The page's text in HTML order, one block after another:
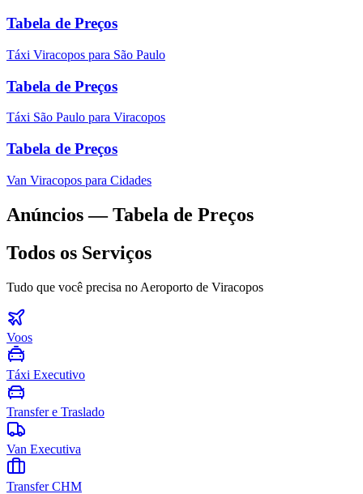
Tabela de Preços
Táxi Viracopos para São Paulo
Tabela de Preços
Táxi São Paulo para Viracopos
Tabela de Preços
Van Viracopos para Cidades
Anúncios — Tabela de Preços
Todos os Serviços
Tudo que você precisa no Aeroporto de Viracopos
Voos
Táxi Executivo
Transfer e Traslado
Van Executiva
Transfer CHM